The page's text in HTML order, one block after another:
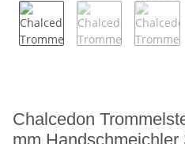
Chalcedon
mm